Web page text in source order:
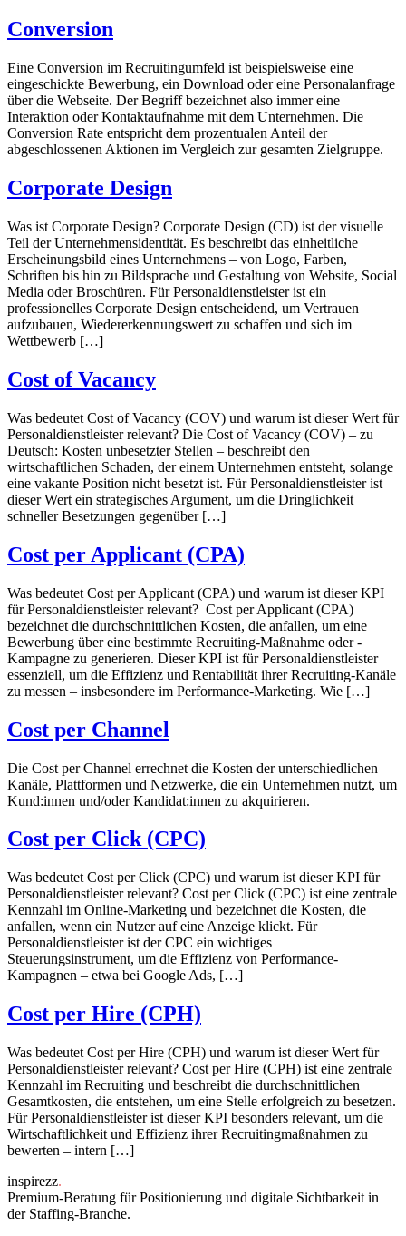
Conversion
Eine Conversion im Recruitingumfeld ist beispielsweise eine
eingeschickte Bewerbung, ein Download oder eine Personalanfrage
über die Webseite. Der Begriff bezeichnet also immer eine
Interaktion oder Kontaktaufnahme mit dem Unternehmen. Die
Conversion Rate entspricht dem prozentualen Anteil der
abgeschlossenen Aktionen im Vergleich zur gesamten Zielgruppe.
Corporate Design
Was ist Corporate Design? Corporate Design (CD) ist der visuelle
Teil der Unternehmensidentität. Es beschreibt das einheitliche
Erscheinungsbild eines Unternehmens – von Logo, Farben,
Schriften bis hin zu Bildsprache und Gestaltung von Website, Social
Media oder Broschüren. Für Personaldienstleister ist ein
professionelles Corporate Design entscheidend, um Vertrauen
aufzubauen, Wiedererkennungswert zu schaffen und sich im
Wettbewerb […]
Cost of Vacancy
Was bedeutet Cost of Vacancy (COV) und warum ist dieser Wert für
Personaldienstleister relevant? Die Cost of Vacancy (COV) – zu
Deutsch: Kosten unbesetzter Stellen – beschreibt den
wirtschaftlichen Schaden, der einem Unternehmen entsteht, solange
eine vakante Position nicht besetzt ist. Für Personaldienstleister ist
dieser Wert ein strategisches Argument, um die Dringlichkeit
schneller Besetzungen gegenüber […]
Cost per Applicant (CPA)
Was bedeutet Cost per Applicant (CPA) und warum ist dieser KPI
für Personaldienstleister relevant? Cost per Applicant (CPA)
bezeichnet die durchschnittlichen Kosten, die anfallen, um eine
Bewerbung über eine bestimmte Recruiting-Maßnahme oder -
Kampagne zu generieren. Dieser KPI ist für Personaldienstleister
essenziell, um die Effizienz und Rentabilität ihrer Recruiting-Kanäle
zu messen – insbesondere im Performance-Marketing. Wie […]
Cost per Channel
Die Cost per Channel errechnet die Kosten der unterschiedlichen
Kanäle, Plattformen und Netzwerke, die ein Unternehmen nutzt, um
Kund:innen und/oder Kandidat:innen zu akquirieren.
Cost per Click (CPC)
Was bedeutet Cost per Click (CPC) und warum ist dieser KPI für
Personaldienstleister relevant? Cost per Click (CPC) ist eine zentrale
Kennzahl im Online-Marketing und bezeichnet die Kosten, die
anfallen, wenn ein Nutzer auf eine Anzeige klickt. Für
Personaldienstleister ist der CPC ein wichtiges
Steuerungsinstrument, um die Effizienz von Performance-
Kampagnen – etwa bei Google Ads, […]
Cost per Hire (CPH)
Was bedeutet Cost per Hire (CPH) und warum ist dieser Wert für
Personaldienstleister relevant? Cost per Hire (CPH) ist eine zentrale
Kennzahl im Recruiting und beschreibt die durchschnittlichen
Gesamtkosten, die entstehen, um eine Stelle erfolgreich zu besetzen.
Für Personaldienstleister ist dieser KPI besonders relevant, um die
Wirtschaftlichkeit und Effizienz ihrer Recruitingmaßnahmen zu
bewerten – intern […]
inspirezz.
Premium-Beratung für Positionierung und digitale Sichtbarkeit in
der Staffing-Branche.